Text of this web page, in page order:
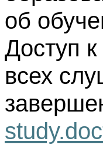
об
Доступ
всех